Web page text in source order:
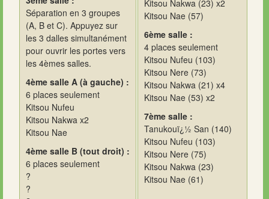
Séparation en 3 groupes
(A, B et C). Appuyez sur
les 3 dalles simultanément
pour ouvrir les portes vers
les 4èmes salles.
4ème salle A (à gauche) :
6 places seulement
Kitsou Nufeu
Kitsou Nakwa x2
Kitsou Nae
4ème salle B (tout droit) :
6 places seulement
?
?
Kitsou Nakwa (23) x2
Kitsou Nae (57)
6ème salle :
4 places seulement
Kitsou Nufeu (103)
Kitsou Nere (73)
Kitsou Nakwa (21) x4
Kitsou Nae (53) x2
7ème salle :
Tanukouï¿½ San (140)
Kitsou Nufeu (103)
Kitsou Nere (75)
Kitsou Nakwa (23)
Kitsou Nae (61)